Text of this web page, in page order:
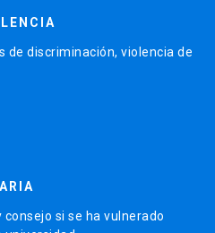
de discriminación, violencia de
si se ha vulnerado